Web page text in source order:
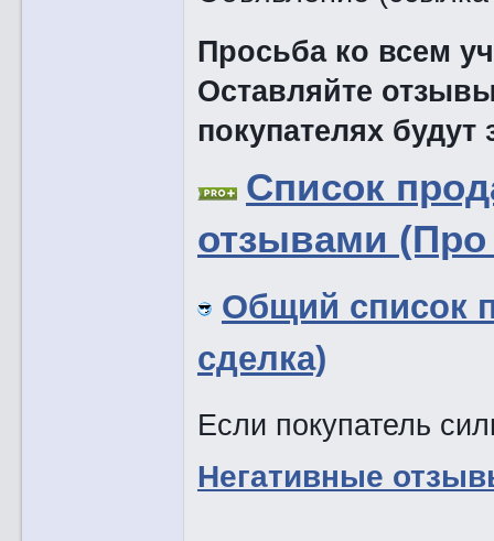
Просьба ко всем
Оставляйте
покупателях
Список
отзывами (Про
Общий список
сделка)
Если покупатель
Негативные